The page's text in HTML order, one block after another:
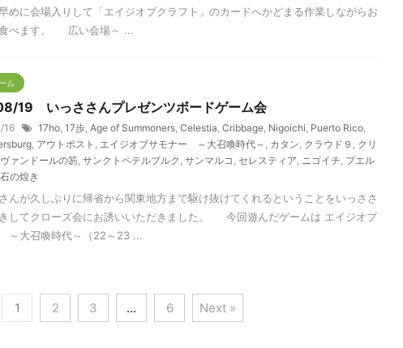
めに会場入りして「エイジオブクラフト」のカードへかどまる作業しながらお
べます。 広い会場～ ...
ム
19 いっささんプレゼンツボードゲーム会
16 17ho, 17歩, Age of Summoners, Celestia, Cribbage, Nigoichi, Puerto Rico,
, アウトポスト , エイジオブサモナー ～大召喚時代～ , カタン, クラウド９ , クリ
ァンドールの笏, サンクトペテルブルク , サンマルコ , セレスティア, ニゴイチ, プエル
の煌き
んが久しぶりに帰省から関東地方まで駆け抜けてくれるということをいっささ
してクローズ会にお誘いいただきました。 今回遊んだゲームは エイジオブ
～大召喚時代～（22～23 ...
1 2 3 … 6 Next »